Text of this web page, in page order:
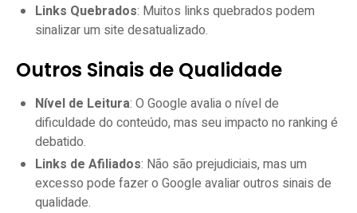
Links Quebrados: Muitos links quebrados podem
sinalizar um site desatualizado.
Outros Sinais de Qualidade
Nível de Leitura: O Google avalia o nível de
dificuldade do conteúdo, mas seu impacto no ranking é
debatido.
Links de Afiliados: Não são prejudiciais, mas um
excesso pode fazer o Google avaliar outros sinais de
qualidade.